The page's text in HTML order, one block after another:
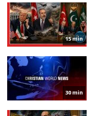
15 min
30 min